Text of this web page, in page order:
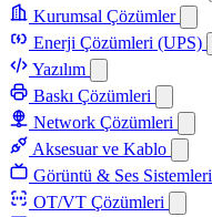
Kurumsal Çözümler
Enerji Çözümleri (UPS)
Yazılım
Baskı Çözümleri
Network Çözümleri
Aksesuar ve Kablo
Görüntü & Ses Sistemleri
OT/VT Çözümleri